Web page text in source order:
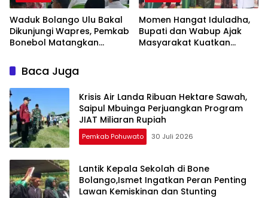
Waduk Bolango Ulu Bakal
Dikunjungi Wapres, Pemkab
Bonebol Matangkan
Momen Hangat Iduladha,
Bupati dan Wabup Ajak
Masyarakat Kuatkan
Baca Juga
Krisis Air Landa Ribuan Hektare Sawah,
Saipul Mbuinga Perjuangkan Program
JIAT Miliaran Rupiah
Pemkab Pohuwato 30 Juli 2026
Lantik Kepala Sekolah di Bone
Bolango,Ismet Ingatkan Peran Penting
Lawan Kemiskinan dan Stunting